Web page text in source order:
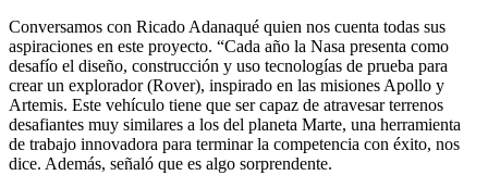
Conversamos con Ricado Adanaqué quien nos cuenta todas sus
aspiraciones en este proyecto. “Cada año la Nasa presenta como
desafío el diseño, construcción y uso tecnologías de prueba para
crear un explorador (Rover), inspirado en las misiones Apollo y
Artemis. Este vehículo tiene que ser capaz de atravesar terrenos
desafiantes muy similares a los del planeta Marte, una herramienta
de trabajo innovadora para terminar la competencia con éxito, nos
dice. Además, señaló que es algo sorprendente.